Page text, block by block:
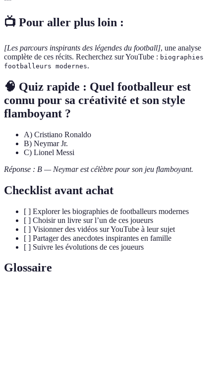
📺 Pour aller plus loin :
[Les parcours inspirants des légendes du football], une analyse
complète de ces récits. Recherchez sur YouTube : biographies
footballeurs modernes.
🧠 Quiz rapide : Quel footballeur est
connu pour sa créativité et son style
flamboyant ?
A) Cristiano Ronaldo
B) Neymar Jr.
C) Lionel Messi
Réponse : B — Neymar est célèbre pour son jeu flamboyant.
Checklist avant achat
[ ] Explorer les biographies de footballeurs modernes
[ ] Choisir un livre sur l’un de ces joueurs
[ ] Visionner des vidéos sur YouTube à leur sujet
[ ] Partager des anecdotes inspirantes en famille
[ ] Suivre les évolutions de ces joueurs
Glossaire